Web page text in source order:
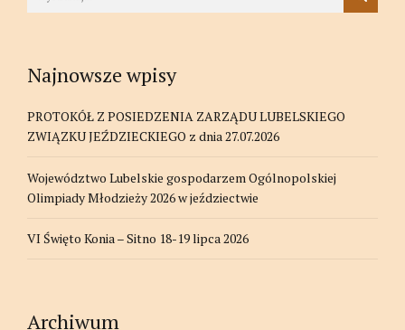
Najnowsze wpisy
PROTOKÓŁ Z POSIEDZENIA ZARZĄDU LUBELSKIEGO
ZWIĄZKU JEŹDZIECKIEGO z dnia 27.07.2026
Województwo Lubelskie gospodarzem Ogólnopolskiej
Olimpiady Młodzieży 2026 w jeździectwie
VI Święto Konia – Sitno 18-19 lipca 2026
Archiwum